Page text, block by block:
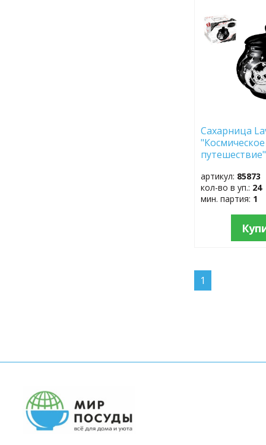
ИЗБРАННОЕ
Сахарница
"Космическое
ложкой
артикул: 85873
кол-во в уп.: 24
мин. партия: 1
1